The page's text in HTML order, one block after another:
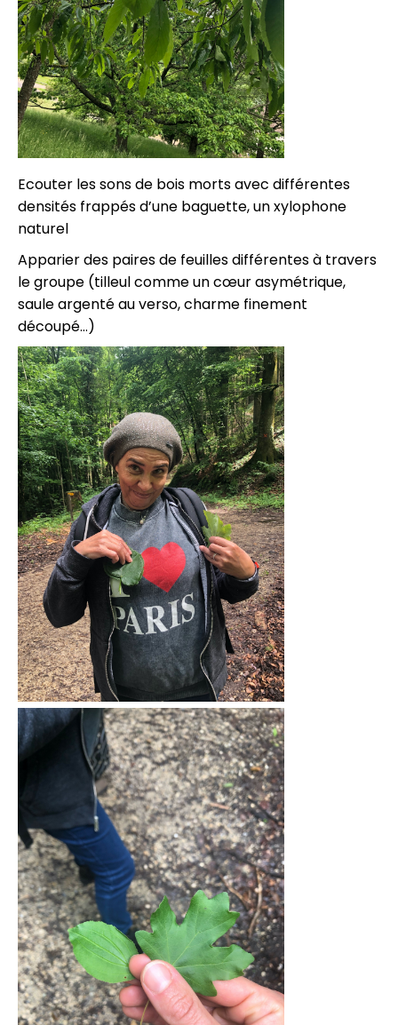
Ecouter les sons de bois morts avec différentes
densités frappés d’une baguette, un xylophone
naturel
Apparier des paires de feuilles différentes à travers
le groupe (tilleul comme un cœur asymétrique,
saule argenté au verso, charme finement
découpé…)